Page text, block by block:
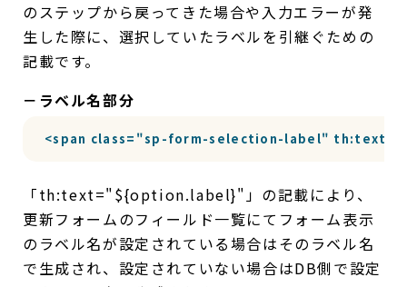
のステップから戻ってきた場合や入力エラーが発
生した際に、選択していたラベルを引継ぐための
記載です。
－ラベル名部分
<span class="sp-form-selection-label"
「th:text="${option.label}"」の記載により、
更新フォームのフィールド一覧にてフォーム表示
のラベル名が設定されている場合はそのラベル名
で生成され、設定されていない場合はDB側で設定